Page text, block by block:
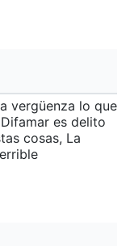
vergüenza lo que
es delito
cosas, La